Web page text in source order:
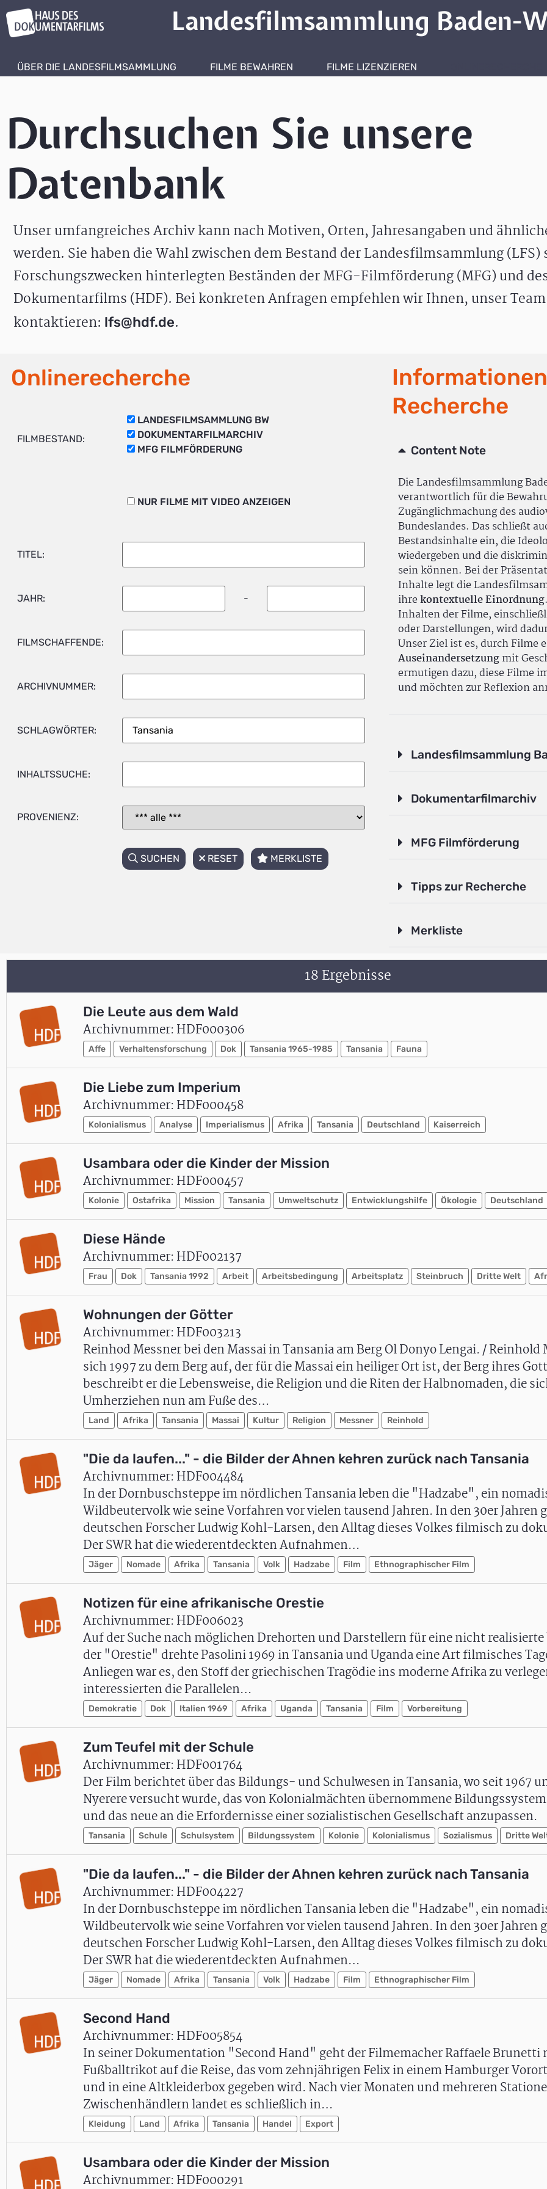
Landesfilmsammlung Baden-
ÜBER DIE LANDESFILMSAMMLUNG FILME BEWAHREN FILME LIZENZIEREN
Durchsuchen Sie unsere
Datenbank
Unser umfangreiches Archiv kann nach Motiven, Orten, Jahresangaben und
werden. Sie haben die Wahl zwischen dem Bestand der Landesfilmsammlung (LFS)
Forschungszwecken hinterlegten Beständen der MFG-Filmförderung (MFG) und
Dokumentarfilms (HDF). Bei konkreten Anfragen empfehlen wir Ihnen, unser
kontaktieren: lfs@hdf.de.
Onlinerecherche
FILMBESTAND:
LANDESFILMSAMMLUNG BW
DOKUMENTARFILMARCHIV
MFG FILMFÖRDERUNG
NUR FILME MIT VIDEO ANZEIGEN
TITEL:
JAHR: -
FILMSCHAFFENDE:
ARCHIVNUMMER:
SCHLAGWÖRTER:
INHALTSSUCHE:
PROVENIENZ:
SUCHEN RESET MERKLISTE
Recherche
Content Note
Die Landesfilmsammlung
verantwortlich für die
Zugänglichmachung des
Bundeslandes. Das schließt
Bestandsinhalte ein, die
wiedergeben und die
sein können. Bei der
Inhalte legt die
ihrekontextuelle Einordnung
Inhalten der Filme,
oder Darstellungen, wird
Unser Ziel ist es, durch Filme
Auseinandersetzungmit
ermutigen dazu, diese Filme
und möchten zur Reflexion
Landesfilmsammlung
Dokumentarfilmarchiv
MFG Filmförderung
Tipps zur Recherche
Merkliste
18 Ergebnisse
Die Leute aus dem Wald
Archivnummer: HDF000306
Affe Verhaltensforschung Dok Tansania 1965-1985 Tansania Fauna
Die Liebe zum Imperium
Archivnummer: HDF000458
Kolonialismus Analyse Imperialismus Afrika Tansania Deutschland Kaiserreich
Usambara oder die Kinder der Mission
Archivnummer: HDF000457
Kolonie Ostafrika Mission Tansania Umweltschutz Entwicklungshilfe Ökologie Deutschland
Diese Hände
Archivnummer: HDF002137
Frau Dok Tansania 1992 Arbeit Arbeitsbedingung Arbeitsplatz Steinbruch Dritte Welt
Wohnungen der Götter
Archivnummer: HDF003213
Reinhod Messner bei den Massai in Tansania am Berg Ol Donyo Lengai. /
sich 1997 zu dem Berg auf, der für die Massai ein heiliger Ort ist, der Berg ihres
beschreibt er die Lebensweise, die Religion und die Riten der Halbnomaden, die
Umherziehen nun am Fuße des…
Land Afrika Tansania Massai Kultur Religion Messner Reinhold
"Die da laufen..." - die Bilder der Ahnen kehren zurück nach Tansania
Archivnummer: HDF004484
In der Dornbuschsteppe im nördlichen Tansania leben die "Hadzabe", ein
Wildbeutervolk wie seine Vorfahren vor vielen tausend Jahren. In den 30er Jahren
deutschen Forscher Ludwig Kohl-Larsen, den Alltag dieses Volkes filmisch zu
Der SWR hat die wiederentdeckten Aufnahmen…
Jäger Nomade Afrika Tansania Volk Hadzabe Film Ethnographischer Film
Notizen für eine afrikanische Orestie
Archivnummer: HDF006023
Auf der Suche nach möglichen Drehorten und Darstellern für eine nicht
der "Orestie" drehte Pasolini 1969 in Tansania und Uganda eine Art filmisches
Anliegen war es, den Stoff der griechischen Tragödie ins moderne Afrika zu
interessierten die Parallelen…
Demokratie Dok Italien 1969 Afrika Uganda Tansania Film Vorbereitung
Zum Teufel mit der Schule
Archivnummer: HDF001764
Der Film berichtet über das Bildungs- und Schulwesen in Tansania, wo seit 1967
Nyerere versucht wurde, das von Kolonialmächten übernommene
und das neue an die Erfordernisse einer sozialistischen Gesellschaft anzupassen.
Tansania Schule Schulsystem Bildungssystem Kolonie Kolonialismus Sozialismus Dritte
"Die da laufen..." - die Bilder der Ahnen kehren zurück nach Tansania
Archivnummer: HDF004227
In der Dornbuschsteppe im nördlichen Tansania leben die "Hadzabe", ein
Wildbeutervolk wie seine Vorfahren vor vielen tausend Jahren. In den 30er Jahren
deutschen Forscher Ludwig Kohl-Larsen, den Alltag dieses Volkes filmisch zu
Der SWR hat die wiederentdeckten Aufnahmen…
Jäger Nomade Afrika Tansania Volk Hadzabe Film Ethnographischer Film
Second Hand
Archivnummer: HDF005854
In seiner Dokumentation "Second Hand" geht der Filmemacher Raffaele Brunetti
Fußballtrikot auf die Reise, das vom zehnjährigen Felix in einem Hamburger
und in eine Altkleiderbox gegeben wird. Nach vier Monaten und mehreren
Zwischenhändlern landet es schließlich in…
Kleidung Land Afrika Tansania Handel Export
Usambara oder die Kinder der Mission
Archivnummer: HDF000291